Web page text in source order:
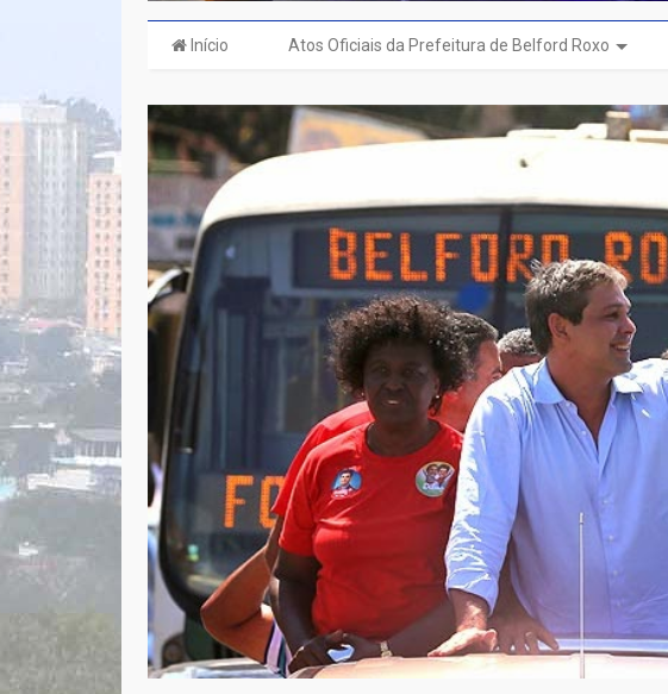
Início Atos Oficiais da Prefeitura de Belford Roxo